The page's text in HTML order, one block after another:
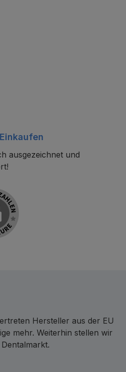
ausgezeichnet und
Hersteller aus der EU
mehr. Weiterhin stellen wir